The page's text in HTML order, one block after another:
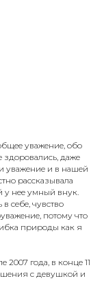
уважение, обо
здоровались, даже
уважение и в нашей
рассказывала
у нее умный внук.
себе, чувство
потому что
природы как я
2007 года, в конце 11
с девушкой и